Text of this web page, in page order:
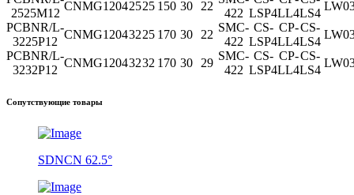
2525M12
CNMG12042525 150 30 22
422 LSP4LL4LS4
PCBNR/L-
3225P12
CNMG12043225 170 30 22
SMC-
422
CS-
LSP4
CP-
LL4
CS-
LS4
PCBNR/L-
3232P12
CNMG12043232 170 30 29
SMC-
422
CS-
LSP4
CP-
LL4
CS-
LS4
Сопутствующие товары
SDNCN 62.5°